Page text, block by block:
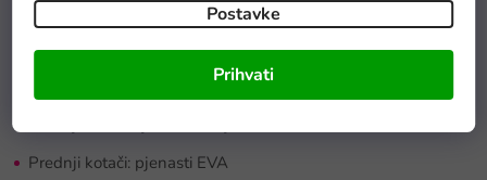
Postavke
Prihvati
Glazbena ploča: MP3, USB ulaz i unaprijed postavljene
melodije
Prednji kotači: pjenasti EVA